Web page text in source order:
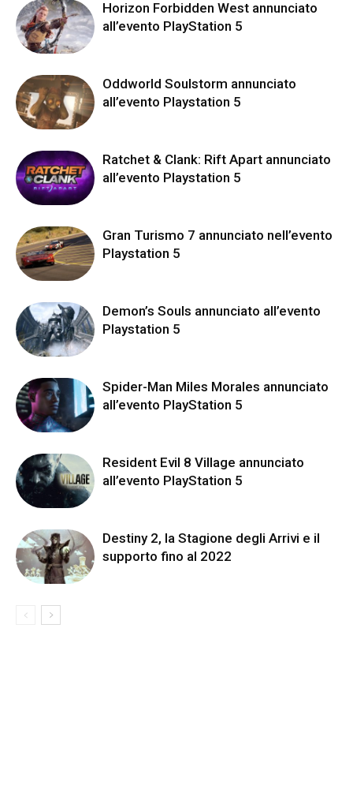
Horizon Forbidden West annunciato
all’evento PlayStation 5
Oddworld Soulstorm annunciato
all’evento Playstation 5
Ratchet & Clank: Rift Apart annunciato
all’evento Playstation 5
Gran Turismo 7 annunciato nell’evento
Playstation 5
Demon’s Souls annunciato all’evento
Playstation 5
Spider-Man Miles Morales annunciato
all’evento PlayStation 5
Resident Evil 8 Village annunciato
all’evento PlayStation 5
Destiny 2, la Stagione degli Arrivi e il
supporto fino al 2022